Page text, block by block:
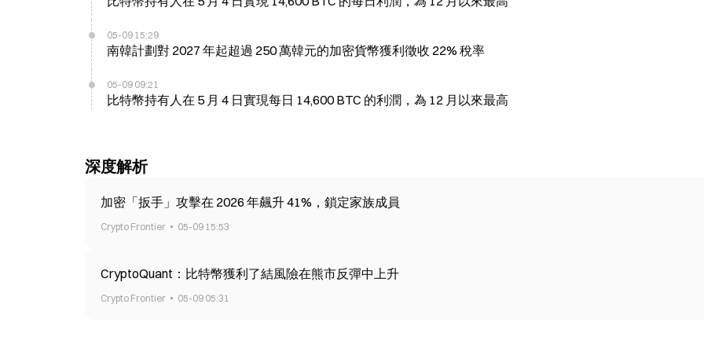
05-09 15:29
南韓計劃對 2027 年起超過 250 萬韓元的加密貨幣獲利徵收 22% 稅率
05-09 09:21
比特幣持有人在 5 月 4 日實現每日 14,600 BTC 的利潤，為 12 月以來最高
深度解析
加密「扳手」攻擊在 2026 年飆升 41%，鎖定家族成員
Crypto Frontier 05-09 15:53
CryptoQuant：比特幣獲利了結風險在熊市反彈中上升
Crypto Frontier 05-09 05:31